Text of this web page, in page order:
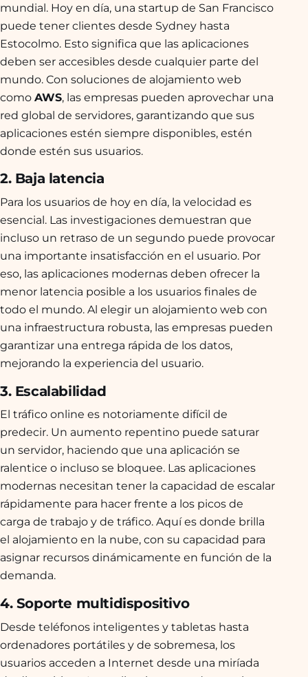
mundial. Hoy en día, una startup de San Francisco
puede tener clientes desde Sydney hasta
Estocolmo. Esto significa que las aplicaciones
deben ser accesibles desde cualquier parte del
mundo. Con soluciones de alojamiento web
como AWS, las empresas pueden aprovechar una
red global de servidores, garantizando que sus
aplicaciones estén siempre disponibles, estén
donde estén sus usuarios.
2. Baja latencia
Para los usuarios de hoy en día, la velocidad es
esencial. Las investigaciones demuestran que
incluso un retraso de un segundo puede provocar
una importante insatisfacción en el usuario. Por
eso, las aplicaciones modernas deben ofrecer la
menor latencia posible a los usuarios finales de
todo el mundo. Al elegir un alojamiento web con
una infraestructura robusta, las empresas pueden
garantizar una entrega rápida de los datos,
mejorando la experiencia del usuario.
3. Escalabilidad
El tráfico online es notoriamente difícil de
predecir. Un aumento repentino puede saturar
un servidor, haciendo que una aplicación se
ralentice o incluso se bloquee. Las aplicaciones
modernas necesitan tener la capacidad de escalar
rápidamente para hacer frente a los picos de
carga de trabajo y de tráfico. Aquí es donde brilla
el alojamiento en la nube, con su capacidad para
asignar recursos dinámicamente en función de la
demanda.
4. Soporte multidispositivo
Desde teléfonos inteligentes y tabletas hasta
ordenadores portátiles y de sobremesa, los
usuarios acceden a Internet desde una miríada